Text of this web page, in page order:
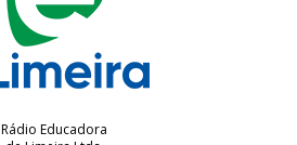
Rádio Educadora